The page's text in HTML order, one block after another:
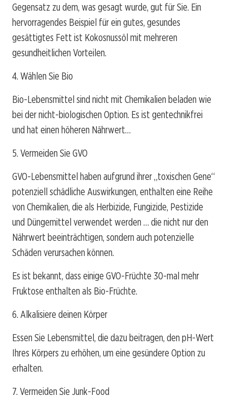
Gegensatz zu dem, was gesagt wurde, gut für Sie. Ein
hervorragendes Beispiel für ein gutes, gesundes
gesättigtes Fett ist Kokosnussöl mit mehreren
gesundheitlichen Vorteilen.
4. Wählen Sie Bio
Bio-Lebensmittel sind nicht mit Chemikalien beladen wie
bei der nicht-biologischen Option. Es ist gentechnikfrei
und hat einen höheren Nährwert…
5. Vermeiden Sie GVO
GVO-Lebensmittel haben aufgrund ihrer „toxischen Gene“
potenziell schädliche Auswirkungen, enthalten eine Reihe
von Chemikalien, die als Herbizide, Fungizide, Pestizide
und Düngemittel verwendet werden … die nicht nur den
Nährwert beeinträchtigen, sondern auch potenzielle
Schäden verursachen können.
Es ist bekannt, dass einige GVO-Früchte 30-mal mehr
Fruktose enthalten als Bio-Früchte.
6. Alkalisiere deinen Körper
Essen Sie Lebensmittel, die dazu beitragen, den pH-Wert
Ihres Körpers zu erhöhen, um eine gesündere Option zu
erhalten.
7. Vermeiden Sie Junk-Food